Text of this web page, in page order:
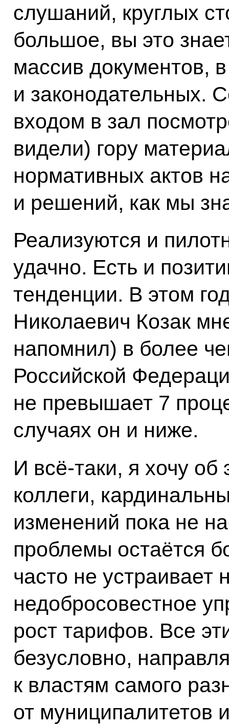
слушаний, круглых
большое, вы это
массив документов,
и законодательных.
входом в зал
видели) гору
нормативных актов
и решений, как мы
Реализуются и
удачно. Есть и
тенденции. В этом
Николаевич Козак
напомнил) в более
Российской
не превышает 7
случаях он и ниже.
И всё‑таки, я хочу
коллеги,
изменений пока не
проблемы остаётся
часто не устраивает
недобросовестное
рост тарифов. Все
безусловно,
к властям самого
от муниципалитетов